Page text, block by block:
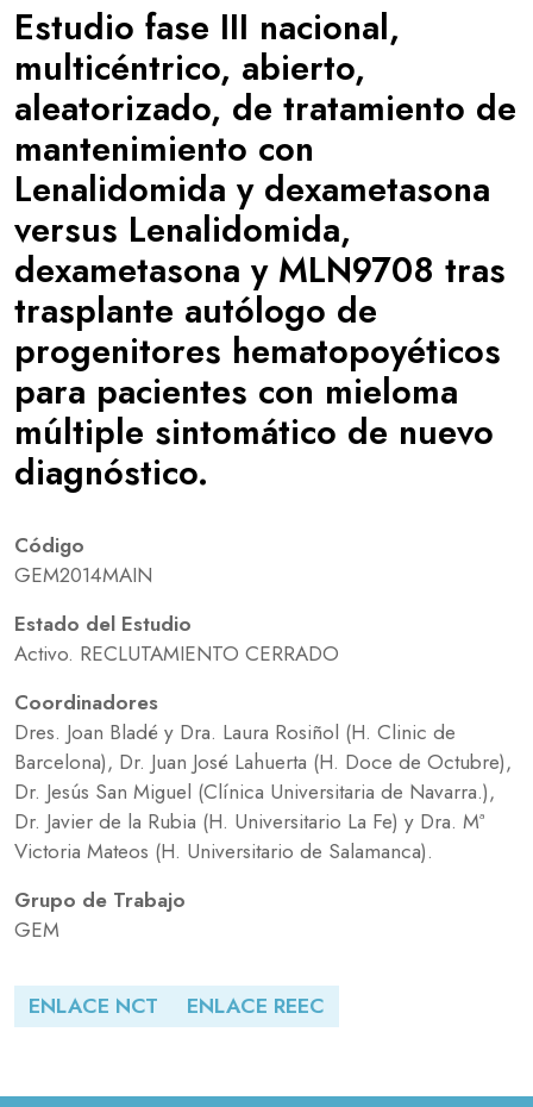
Estudio fase III nacional,
multicéntrico, abierto,
aleatorizado, de tratamiento de
mantenimiento con
Lenalidomida y dexametasona
versus Lenalidomida,
dexametasona y MLN9708 tras
trasplante autólogo de
progenitores hematopoyéticos
para pacientes con mieloma
múltiple sintomático de nuevo
diagnóstico.
Código
GEM2014MAIN
Estado del Estudio
Activo. RECLUTAMIENTO CERRADO
Coordinadores
Dres. Joan Bladé y Dra. Laura Rosiñol (H. Clinic de
Barcelona), Dr. Juan José Lahuerta (H. Doce de Octubre),
Dr. Jesús San Miguel (Clínica Universitaria de Navarra.),
Dr. Javier de la Rubia (H. Universitario La Fe) y Dra. Mª
Victoria Mateos (H. Universitario de Salamanca).
Grupo de Trabajo
GEM
ENLACE NCT ENLACE REEC